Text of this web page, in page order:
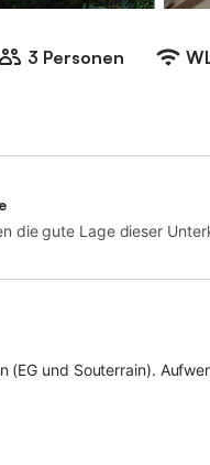
3 Personen
die gute Lage dieser
und Souterrain).